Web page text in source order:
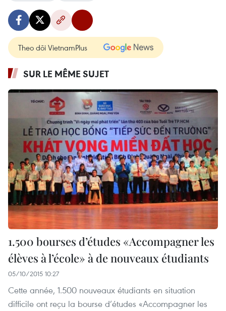
Theo dõi VietnamPlus
SUR LE MÊME SUJET
1.500 bourses d’études «Accompagner les
élèves à l’école» à de nouveaux étudiants
05/10/2015 10:27
Cette année, 1.500 nouveaux étudiants en situation
difficile ont reçu la bourse d’études «Accompagner les